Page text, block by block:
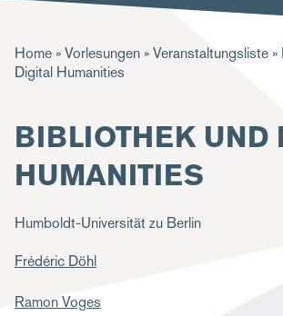
P
f
d
n
v
i
g
Home Vorlesungen Veranstaltungsliste
Digital Humanities
BIBLIOTHEK UND
HUMANITIES
Humboldt-Universität zu Berlin
Frédéric Döhl
Ramon Voges